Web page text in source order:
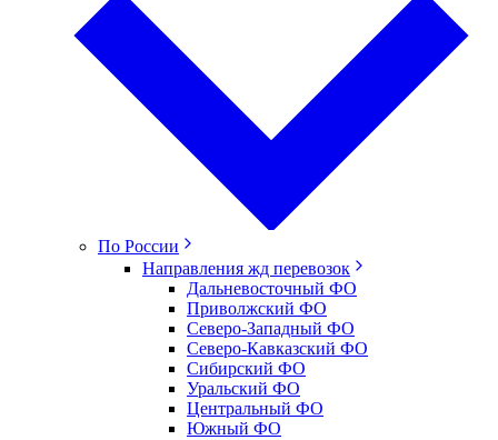
По России
Направления жд перевозок
Дальневосточный ФО
Приволжский ФО
Северо-Западный ФО
Северо-Кавказский ФО
Сибирский ФО
Уральский ФО
Центральный ФО
Южный ФО